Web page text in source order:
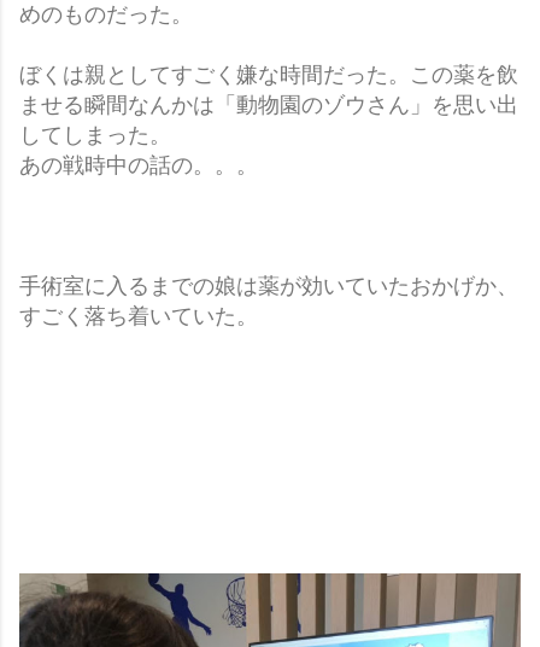
めのものだった。
ぼくは親としてすごく嫌な時間だった。この薬を飲
ませる瞬間なんかは「動物園のゾウさん」を思い出
してしまった。
あの戦時中の話の。。。
手術室に入るまでの娘は薬が効いていたおかげか、
すごく落ち着いていた。